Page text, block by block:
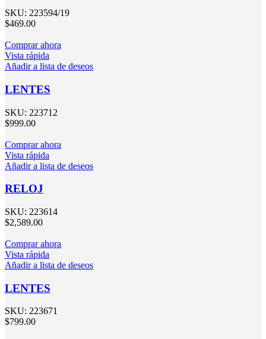
SKU: 223594/19
$469.00
Comprar ahora
Vista rápida
Añadir a lista de deseos
LENTES
SKU: 223712
$999.00
Comprar ahora
Vista rápida
Añadir a lista de deseos
RELOJ
SKU: 223614
$2,589.00
Comprar ahora
Vista rápida
Añadir a lista de deseos
LENTES
SKU: 223671
$799.00